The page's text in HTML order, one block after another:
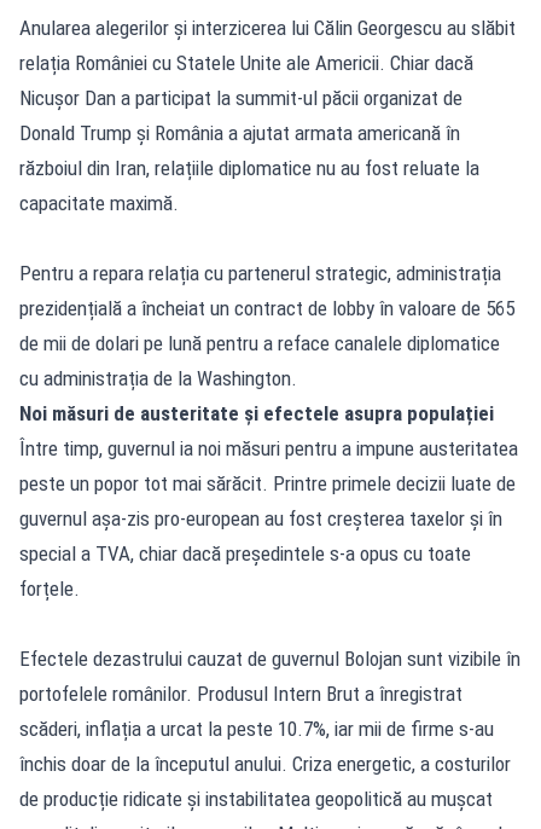
Anularea alegerilor și interzicerea lui Călin Georgescu au slăbit
relația României cu Statele Unite ale Americii. Chiar dacă
Nicușor Dan a participat la summit-ul păcii organizat de
Donald Trump și România a ajutat armata americană în
războiul din Iran, relațiile diplomatice nu au fost reluate la
capacitate maximă.
Pentru a repara relația cu partenerul strategic, administrația
prezidențială a încheiat un contract de lobby în valoare de 565
de mii de dolari pe lună pentru a reface canalele diplomatice
cu administrația de la Washington.
Noi măsuri de austeritate și efectele asupra populației
Între timp, guvernul ia noi măsuri pentru a impune austeritatea
peste un popor tot mai sărăcit. Printre primele decizii luate de
guvernul așa-zis pro-european au fost creșterea taxelor și în
special a TVA, chiar dacă președintele s-a opus cu toate
forțele.
Efectele dezastrului cauzat de guvernul Bolojan sunt vizibile în
portofelele românilor. Produsul Intern Brut a înregistrat
scăderi, inflația a urcat la peste 10.7%, iar mii de firme s-au
închis doar de la începutul anului. Criza energetic, a costurilor
de producție ridicate și instabilitatea geopolitică au mușcat